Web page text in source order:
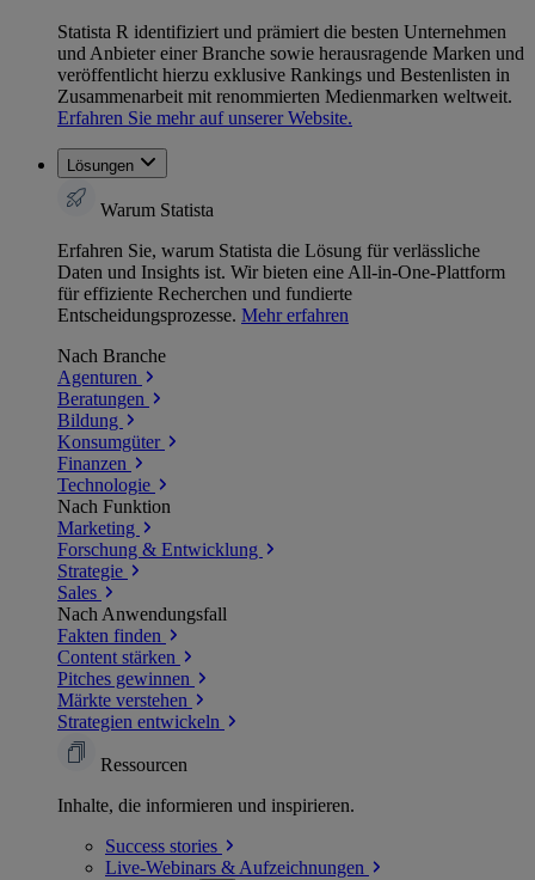
Statista R identifiziert und prämiert die besten Unternehmen
und Anbieter einer Branche sowie herausragende Marken und
veröffentlicht hierzu exklusive Rankings und Bestenlisten in
Zusammenarbeit mit renommierten Medienmarken weltweit.
Erfahren Sie mehr auf unserer Website.
Lösungen
Warum Statista
Erfahren Sie, warum Statista die Lösung für verlässliche
Daten und Insights ist. Wir bieten eine All-in-One-Plattform
für effiziente Recherchen und fundierte
Entscheidungsprozesse. Mehr erfahren
Nach Branche
Agenturen
Beratungen
Bildung
Konsumgüter
Finanzen
Technologie
Nach Funktion
Marketing
Forschung & Entwicklung
Strategie
Sales
Nach Anwendungsfall
Fakten finden
Content stärken
Pitches gewinnen
Märkte verstehen
Strategien entwickeln
Ressourcen
Inhalte, die informieren und inspirieren.
Success stories
Live-Webinars & Aufzeichnungen